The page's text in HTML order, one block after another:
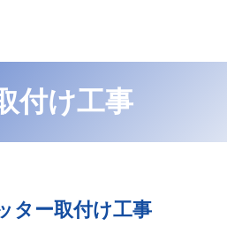
付け工事
ー取付け工事